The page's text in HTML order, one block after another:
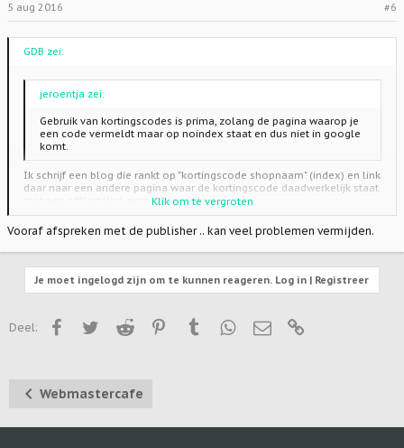
5 aug 2016 #6
GDB zei:
jeroentja zei:
Gebruik van kortingscodes is prima, zolang de pagina waarop je
een code vermeldt maar op noindex staat en dus niet in google
komt.
Ik schrijf een blog die rankt op "kortingscode shopnaam" (index) en link
daar naar een andere pagina waar de kortingscode daadwerkelijk staat
met een affiliatelink ernaast (noindex).
Die regel is dan toch geen oplossing voor het "probleem"?
Klik om te vergroten
Vooraf afspreken met de publisher .. kan veel problemen vermijden.
Je moet ingelogd zijn om te kunnen reageren. Log in | Registreer
Deel: FacebookTwitterReddit PinterestTumblrWhatsApp
E-mail
Webmastercafe